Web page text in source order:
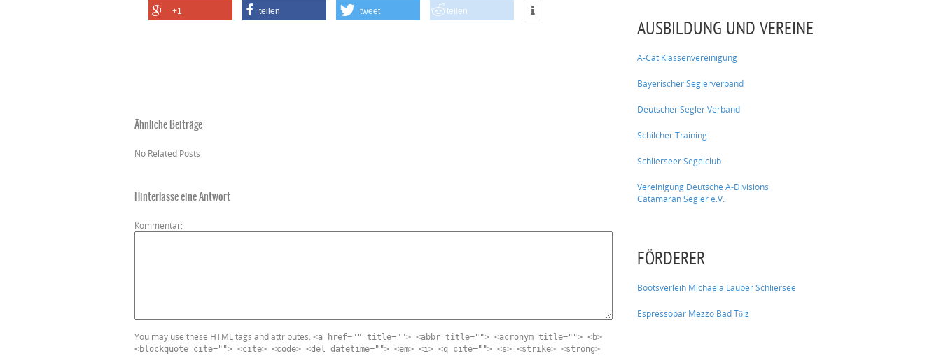
AUSBILDUNG UND VEREINE
A-Cat Klassenvereinigung
Bayerischer Seglerverband
Deutscher Segler Verband
Schilcher Training
Schlierseer Segelclub
Vereinigung Deutsche A-Divisions
Catamaran Segler e.V.
FÖRDERER
Bootsverleih Michaela Lauber Schliersee
Espressobar Mezzo Bad Tölz
+1 teilen tweet teilen
Ähnliche Beiträge:
No Related Posts
Hinterlasse eine Antwort
Kommentar
You may use these HTML tags and attributes: <a href="" title=""> <abbr title=""> <acronym title=""> <b>
<blockquote cite=""> <cite> <code> <del datetime=""> <em> <i> <q cite=""> <s> <strike> <strong>